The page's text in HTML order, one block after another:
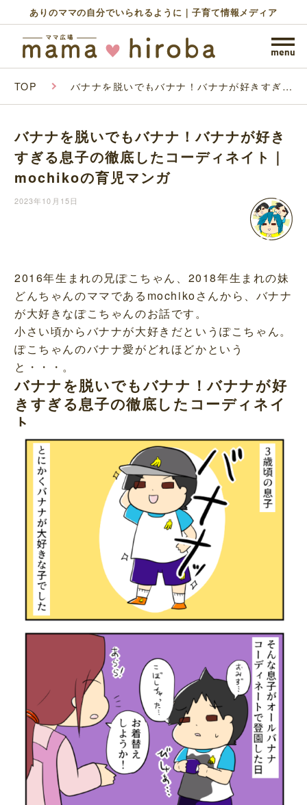
ありのママの自分でいられるように｜子育て情報メディア
TOP バナナを脱いでもバナナ！バナナが好きすぎる
育児マンガ
バナナを脱いでもバナナ！バナナが好き
すぎる息子の徹底したコーディネイト｜
mochikoの育児マンガ
2023年10月15日
2016年生まれの兄ぽこちゃん、2018年生まれの妹
どんちゃんのママであるmochikoさんから、バナナ
が大好きなぽこちゃんのお話です。
小さい頃からバナナが大好きだというぽこちゃん。
ぽこちゃんのバナナ愛がどれほどかという
と・・・。
バナナを脱いでもバナナ！バナナが好
きすぎる息子の徹底したコーディネイ
ト